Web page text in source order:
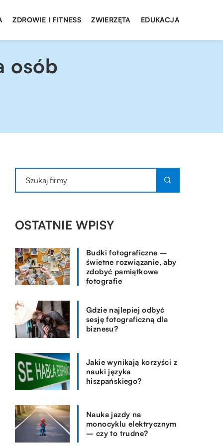
ZDROWIE I FITNESS ZWIERZĘTA EDUKACJA
osób
OSTATNIE WPISY
Budki fotograficzne –
świetne rozwiązanie, aby
zdobyć pamiątkowe
fotografie
Gdzie najlepiej odbyć
sesję fotograficzną dla
biznesu?
Jakie wynikają korzyści z
nauki języka
hiszpańskiego?
Nauka jazdy na
monocyklu elektrycznym
– czy to trudne?